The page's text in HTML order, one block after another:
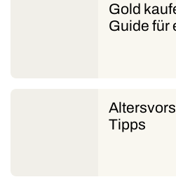
Gold
Guide für
Tipps